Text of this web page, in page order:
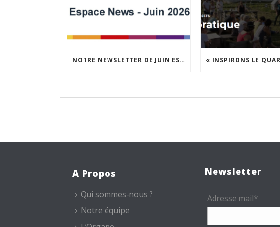
NOTRE NEWSLETTER DE JUIN EST EN LIGNE !
A Propos
Qui sommes-nous ?
Notre équipe
Newsletter
Adresse mail*